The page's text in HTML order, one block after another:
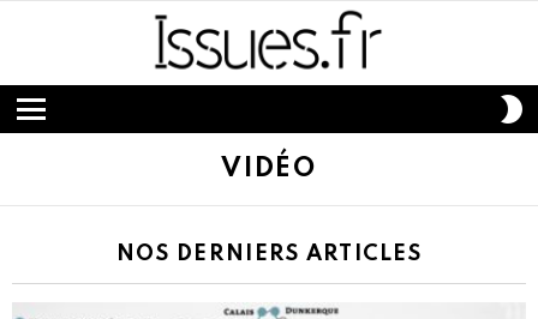
Menu
VIDÉO
NOS DERNIERS ARTICLES